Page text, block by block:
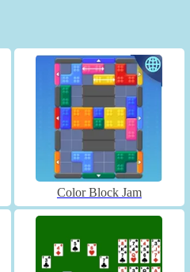
Color Block Jam